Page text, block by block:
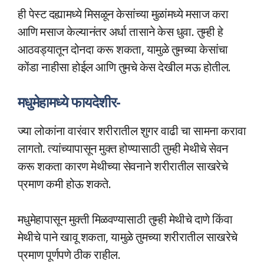
ही पेस्ट दह्यामध्ये मिसळून केसांच्या मुळांमध्ये मसाज करा
आणि मसाज केल्यानंतर अर्धा तासाने केस धुवा. तुम्ही हे
आठवड्यातून दोनदा करू शकता, यामुळे तुमच्या केसांचा
कोंडा नाहीसा होईल आणि तुमचे केस देखील मऊ होतील.
मधुमेहामध्ये फायदेशीर-
ज्या लोकांना वारंवार शरीरातील शुगर वाढी चा सामना करावा
लागतो. त्यांच्यापासून मुक्त होण्यासाठी तुम्ही मेथीचे सेवन
करू शकता कारण मेथीच्या सेवनाने शरीरातील साखरेचे
प्रमाण कमी होऊ शकते.
मधुमेहापासून मुक्ती मिळवण्यासाठी तुम्ही मेथीचे दाणे किंवा
मेथीचे पाने खावू शकता, यामुळे तुमच्या शरीरातील साखरेचे
प्रमाण पूर्णपणे ठीक राहील.